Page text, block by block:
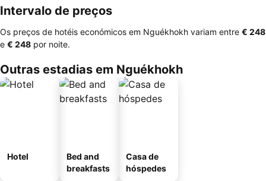
Intervalo de preços
Os preços de hotéis económicos em Nguékhokh variam entre ‎€ 248
e ‎€ 248 por noite.
Outras estadias em Nguékhokh
Hotel
Bed and
breakfasts
Casa de
hóspedes